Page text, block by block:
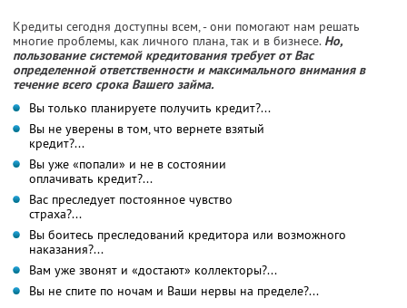
Кредиты сегодня доступны всем, - они помогают нам решать
многие проблемы, как личного плана, так и в бизнесе. Но,
пользование системой кредитования требует от Вас
определенной ответственности и максимального внимания в
течение всего срока Вашего займа.
Вы только планируете получить кредит?...
Вы не уверены в том, что вернете взятый
кредит?...
Вы уже «попали» и не в состоянии
оплачивать кредит?...
Вас преследует постоянное чувство
страха?...
Вы боитесь преследований кредитора или возможного
наказания?...
Вам уже звонят и «достают» коллекторы?...
Вы не спите по ночам и Ваши нервы на пределе?...